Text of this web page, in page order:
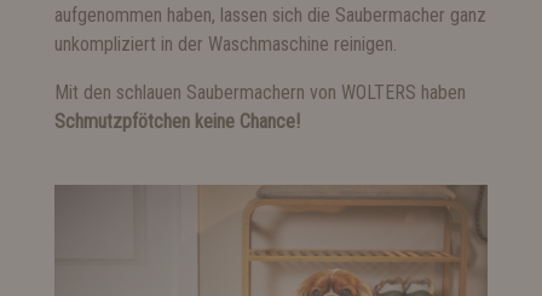
aufgenommen haben, lassen sich die Saubermacher ganz
unkompliziert in der Waschmaschine reinigen.
Mit den schlauen Saubermachern von WOLTERS haben
Schmutzpfötchen keine Chance!